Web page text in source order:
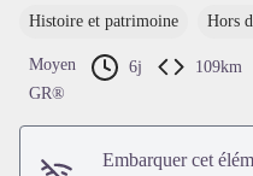
Histoire et patrimoine Hors
Moyen 6j 109km
GR®
Embarquer cet